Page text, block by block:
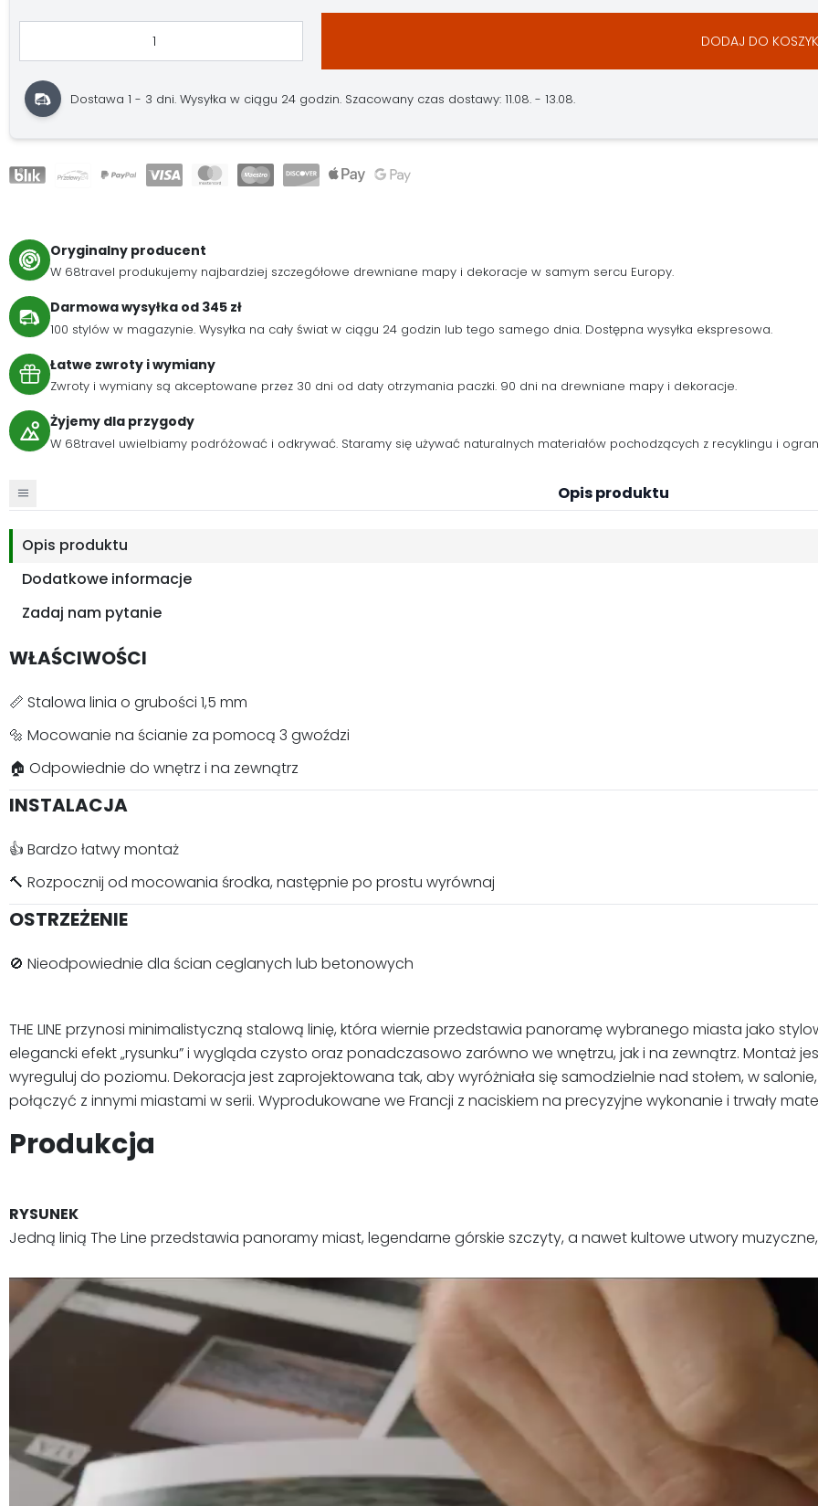
DODAJ DO
Dostawa 1 - 3 dni. Wysyłka w ciągu 24 godzin. Szacowany czas dostawy: 11.08. - 13.08.
Oryginalny producent
W 68travel produkujemy najbardziej szczegółowe drewniane mapy i dekoracje w samym sercu Europy.
Darmowa wysyłka od 345 zł
100 stylów w magazynie. Wysyłka na cały świat w ciągu 24 godzin lub tego samego dnia. Dostępna wysyłka ekspresowa.
Łatwe zwroty i wymiany
Zwroty i wymiany są akceptowane przez 30 dni od daty otrzymania paczki. 90 dni na drewniane mapy i dekoracje.
Żyjemy dla przygody
W 68travel uwielbiamy podróżować i odkrywać. Staramy się używać naturalnych materiałów pochodzących z recyklingu i
Opis produktu
Opis produktu
Dodatkowe informacje
Zadaj nam pytanie
WŁAŚCIWOŚCI
📏 Stalowa linia o grubości 1,5 mm
🔩 Mocowanie na ścianie za pomocą 3 gwoździ
🏠 Odpowiednie do wnętrz i na zewnątrz
INSTALACJA
👍 Bardzo łatwy montaż
🔨 Rozpocznij od mocowania środka, następnie po prostu wyrównaj
OSTRZEŻENIE
🚫 Nieodpowiednie dla ścian ceglanych lub betonowych
THE LINE przynosi minimalistyczną stalową linię, która wiernie przedstawia panoramę wybranego miasta jako
elegancki efekt „rysunku” i wygląda czysto oraz ponadczasowo zarówno we wnętrzu, jak i na zewnątrz. Montaż
wyreguluj do poziomu. Dekoracja jest zaprojektowana tak, aby wyróżniała się samodzielnie nad stołem, w
połączyć z innymi miastami w serii. Wyprodukowane we Francji z naciskiem na precyzyjne wykonanie i trwały
Produkcja
RYSUNEK
Jedną linią The Line przedstawia panoramy miast, legendarne górskie szczyty, a nawet kultowe utwory